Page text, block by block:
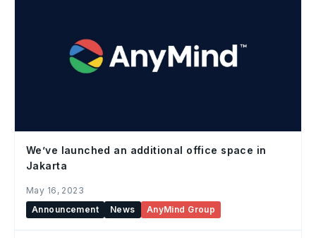
We’ve launched an additional office space in
Jakarta
May 16, 2023
Announcement
News AnyMind Group